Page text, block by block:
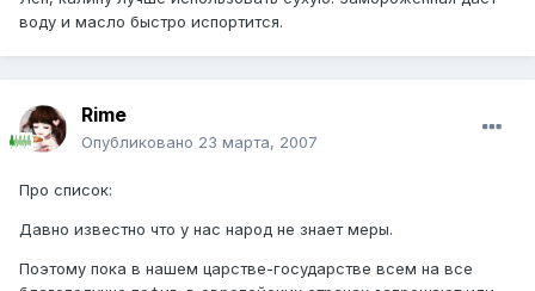
воду и масло быстро испортится.
Rime
Опубликовано 23 марта, 2007
Про список:
Давно известно что у нас народ не знает меры.
Поэтому пока в нашем царстве-государстве всем на все